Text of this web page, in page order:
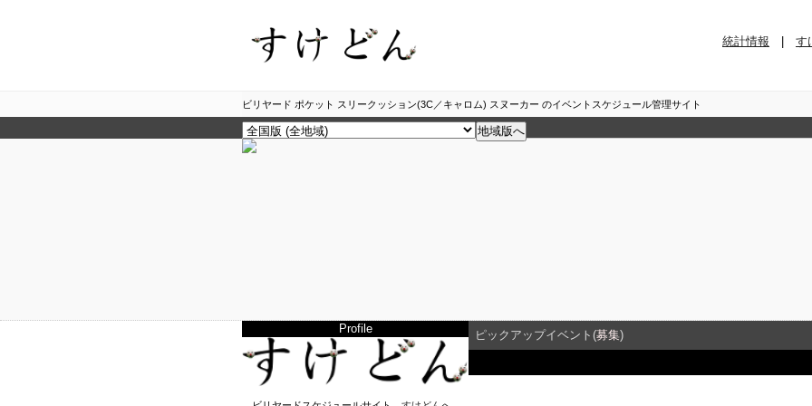
統計情報 | す
ビリヤード ポケット スリークッション(3C／キャロム) スヌーカー のイベントスケジュール管理サイト
Profile ピックアップイベント(募集)